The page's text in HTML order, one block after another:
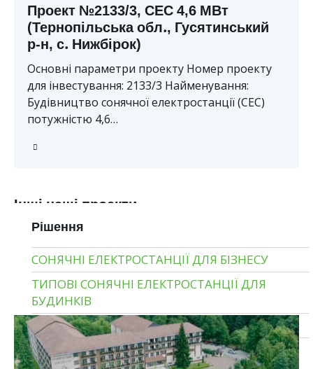
Проект №2133/3, СЕС 4,6 МВт
(Тернопільська обл., Гусятинський
р-н, с. Нижбірок)
Основні параметри проекту Номер проекту
для інвестування: 2133/3 Найменування:
Будівництво сонячної електростанції (СЕС)
потужністю 4,6…
Рішення
СОНЯЧНІ ЕЛЕКТРОСТАНЦІЇ ДЛЯ БІЗНЕСУ
ТИПОВІ СОНЯЧНІ ЕЛЕКТРОСТАНЦІЇ ДЛЯ
БУДИНКІВ
ГІБРИДНІ СОНЯЧНІ ЕЛЕКТРОСТАНЦІЇ
МОНТАЖ СОНЯЧНИХ ЕЛЕКТРОСТАНЦІЙ ПІД
Інші наші проекти